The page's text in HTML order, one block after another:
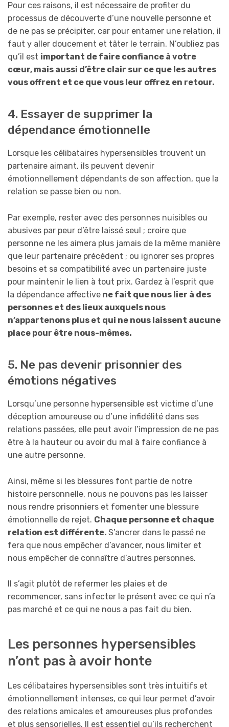
Pour ces raisons, il est nécessaire de profiter du
processus de découverte d’une nouvelle personne et
de ne pas se précipiter, car pour entamer une relation, il
faut y aller doucement et tâter le terrain. N’oubliez pas
qu’il est important de faire confiance à votre
cœur, mais aussi d’être clair sur ce que les autres
vous offrent et ce que vous leur offrez en retour.
4. Essayer de supprimer la
dépendance émotionnelle
Lorsque les célibataires hypersensibles trouvent un
partenaire aimant, ils peuvent devenir
émotionnellement dépendants de son affection, que la
relation se passe bien ou non.
Par exemple, rester avec des personnes nuisibles ou
abusives par peur d’être laissé seul ; croire que
personne ne les aimera plus jamais de la même manière
que leur partenaire précédent ; ou ignorer ses propres
besoins et sa compatibilité avec un partenaire juste
pour maintenir le lien à tout prix. Gardez à l’esprit que
la dépendance affective ne fait que nous lier à des
personnes et des lieux auxquels nous
n’appartenons plus et qui ne nous laissent aucune
place pour être nous-mêmes.
5. Ne pas devenir prisonnier des
émotions négatives
Lorsqu’une personne hypersensible est victime d’une
déception amoureuse ou d’une infidélité dans ses
relations passées, elle peut avoir l’impression de ne pas
être à la hauteur ou avoir du mal à faire confiance à
une autre personne.
Ainsi, même si les blessures font partie de notre
histoire personnelle, nous ne pouvons pas les laisser
nous rendre prisonniers et fomenter une blessure
émotionnelle de rejet. Chaque personne et chaque
relation est différente. S’ancrer dans le passé ne
fera que nous empêcher d’avancer, nous limiter et
nous empêcher de connaître d’autres personnes.
Il s’agit plutôt de refermer les plaies et de
recommencer, sans infecter le présent avec ce qui n’a
pas marché et ce qui ne nous a pas fait du bien.
Les personnes hypersensibles
n’ont pas à avoir honte
Les célibataires hypersensibles sont très intuitifs et
émotionnellement intenses, ce qui leur permet d’avoir
des relations amicales et amoureuses plus profondes
et plus sensorielles. Il est essentiel qu’ils recherchent